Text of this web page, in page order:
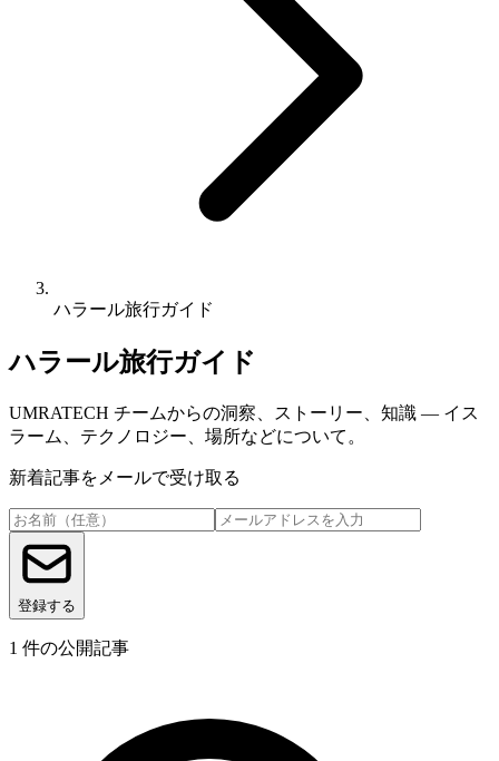
ハラール旅行ガイド
ハラール旅行ガイド
UMRATECH チームからの洞察、ストーリー、知識 — イス
ラーム、テクノロジー、場所などについて。
新着記事をメールで受け取る
登録する
1 件の公開記事